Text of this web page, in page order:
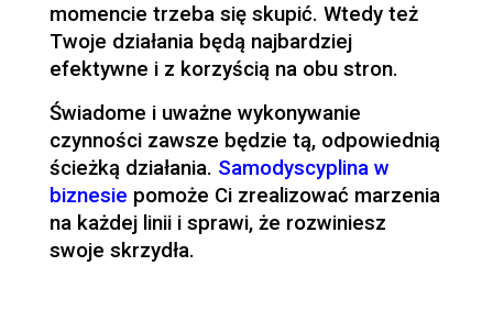
momencie trzeba się skupić. Wtedy też
Twoje działania będą najbardziej
efektywne i z korzyścią na obu stron.
Świadome i uważne wykonywanie
czynności zawsze będzie tą, odpowiednią
ścieżką działania. Samodyscyplina w
biznesie pomoże Ci zrealizować marzenia
na każdej linii i sprawi, że rozwiniesz
swoje skrzydła.